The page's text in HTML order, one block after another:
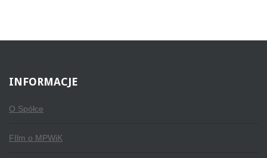
INFORMACJE
O Spółce
FIlm o MPWiK